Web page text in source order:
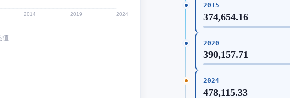
2014 2019 2024
值
2015
374,654.16
2020
390,157.71
2024
478,115.33